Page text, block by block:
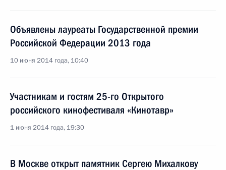
Объявлены лауреаты Государственной премии
Российской Федерации 2013 года
10 июня 2014 года, 10:40
Участникам и гостям 25-го Открытого
российского кинофестиваля «Кинотавр»
1 июня 2014 года, 19:30
В Москве открыт памятник Сергею Михалкову